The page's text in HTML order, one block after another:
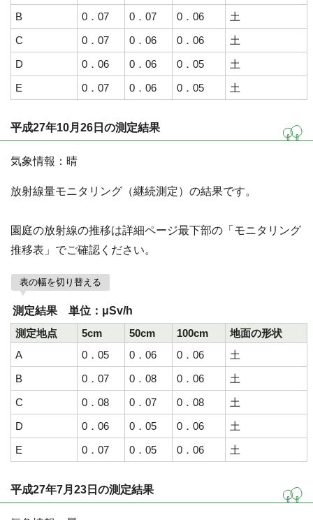
B
0．07 0．07 0．06
土
C
0．07 0．06 0．06
土
D
0．06 0．06 0．05
土
E
0．07 0．06 0．05 土
平成27年10月26日の測定結果
気象情報：晴
放射線量モニタリング（継続測定）の結果です。
園庭の放射線の推移は詳細ページ最下部の「モニタリング
推移表」でご確認ください。
表の幅を切り替える
測定結果 単位：μSv/h
測定地点
5cm 50cm 100cm
地面の形状
A
0．05 0．06 0．06
土
B
0．07 0．08 0．06
土
C
0．08 0．07 0．08
土
D
0．06 0．05 0．06
土
E
0．07 0．05 0．06 土
平成27年7月23日の測定結果